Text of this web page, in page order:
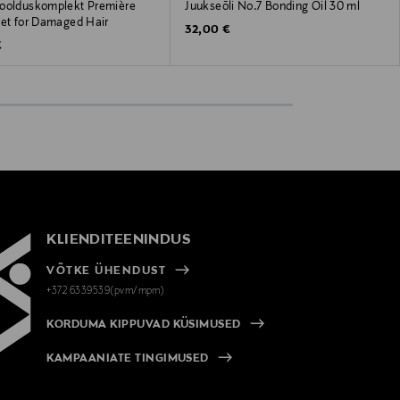
Première
for Damaged Hair
Juukseõli No.7 Bonding Oil 30 ml
Original Price
32,00 €
KLIENDITEENINDUS
VÕTKE ÜHENDUST
+372 6339539(pvm/mpm)
KORDUMA KIPPUVAD KÜSIMUSED
KAMPAANIATE TINGIMUSED